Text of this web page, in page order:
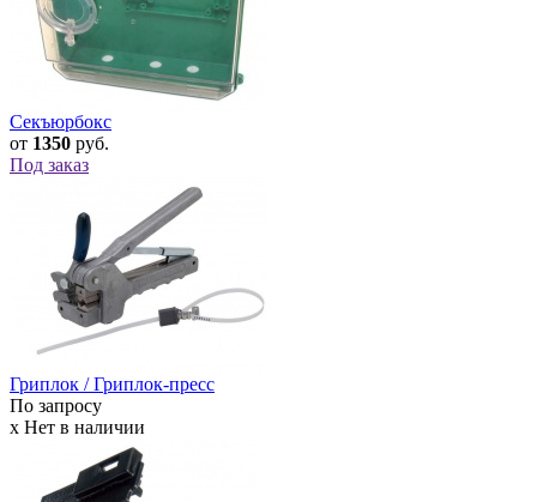
Секъюрбокс
от 1350 руб.
Под заказ
Гриплок / Гриплок-пресс
По запросу
x Нет в наличии